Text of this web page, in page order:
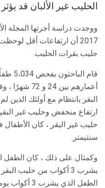
الحليب غير الألبان قد
ووجدت دراسة أجرتها المجلة
2017 أن ارتفاعات أقل
حليب بقرات الحليب.
قام
أعمارهم بين
البقر بانتظام مع أولئك الذين
ارتفاع منخفض وحليب غير
سنتيمتر.
يشرب 3 أكواب من حليب
الطفل الذي يشرب 3 أكواب يومية من حليب غير البقر.